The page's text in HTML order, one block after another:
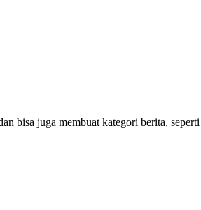
bisa juga membuat kategori berita,